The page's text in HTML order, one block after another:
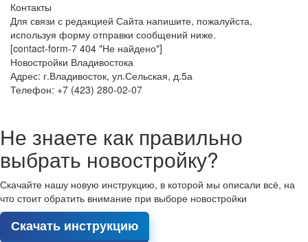
Контакты
Для связи с редакцией Сайта напишите, пожалуйста,
используя форму отправки сообщений ниже.
[contact-form-7 404 "Не найдено"]
Новостройки Владивостока
Адрес: г.Владивосток, ул.Сельская, д.5а
Телефон: +7 (423) 280-02-07
Не знаете как правильно
выбрать новостройку?
Скачайте нашу новую инструкцию, в которой мы описали всё, на
что стоит обратить внимание при выборе новостройки
Скачать инструкцию